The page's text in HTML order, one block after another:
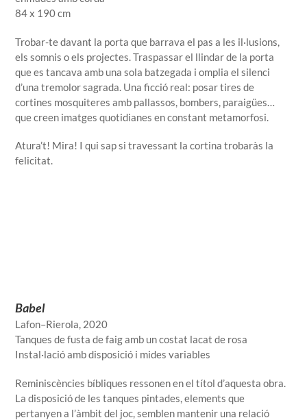
84 x 190 cm
Trobar-te davant la porta que barrava el pas a les il·lusions,
els somnis o els projectes. Traspassar el llindar de la porta
que es tancava amb una sola batzegada i omplia el silenci
d’una tremolor sagrada. Una ficció real: posar tires de
cortines mosquiteres amb pallassos, bombers, paraigües…
que creen imatges quotidianes en constant metamorfosi.
Atura’t! Mira! I qui sap si travessant la cortina trobaràs la
felicitat.
Babel
Lafon–Rierola, 2020
Tanques de fusta de faig amb un costat lacat de rosa
Instal·lació amb disposició i mides variables
Reminiscències bíbliques ressonen en el títol d’aquesta obra.
La disposició de les tanques pintades, elements que
pertanyen a l’àmbit del joc, semblen mantenir una relació